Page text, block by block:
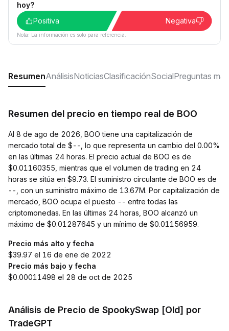
hoy?
Positiva
Negativa
Nota: La información es solo para referencia.
ResumenAnálisisNoticiasClasificaciónSocialPreguntas
Resumen del precio en tiempo real de BOO
Al 8 de ago de 2026, BOO tiene una capitalización de
mercado total de $--, lo que representa un cambio del 0.00%
en las últimas 24 horas. El precio actual de BOO es de
$0.01160355, mientras que el volumen de trading en 24
horas se sitúa en $9.73. El suministro circulante de BOO es de
--, con un suministro máximo de 13.67M. Por capitalización de
mercado, BOO ocupa el puesto -- entre todas las
criptomonedas. En las últimas 24 horas, BOO alcanzó un
máximo de $0.01287645 y un mínimo de $0.01156959.
Precio más alto y fecha
$39.97 el 16 de ene de 2022
Precio más bajo y fecha
$0.00011498 el 28 de oct de 2025
Análisis de Precio de SpookySwap [Old] por
TradeGPT